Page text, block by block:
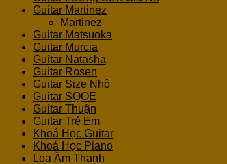
Guitar Martinez
Martinez
Guitar Matsuoka
Guitar Murcia
Guitar Natasha
Guitar Rosen
Guitar Size Nhỏ
Guitar SQOE
Guitar Thuận
Guitar Trẻ Em
Khoá Học Guitar
Khoá Học Piano
Loa Âm Thanh